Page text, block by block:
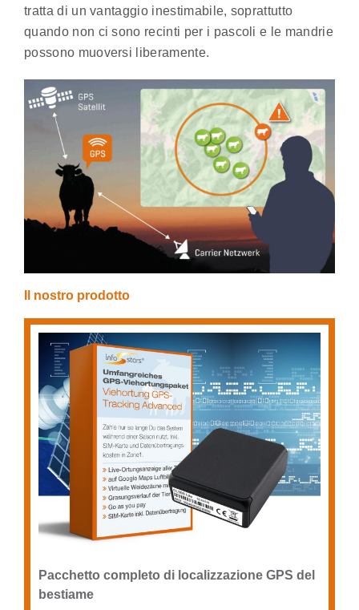
tratta di un vantaggio inestimabile, soprattutto
quando non ci sono recinti per i pascoli e le mandrie
possono muoversi liberamente.
Il nostro prodotto
Pacchetto completo di localizzazione GPS del
bestiame